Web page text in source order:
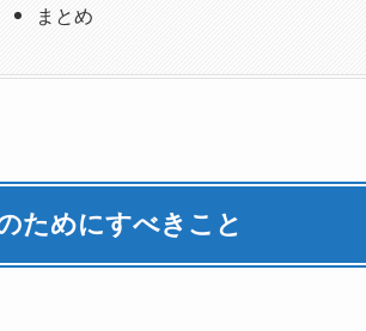
まとめ
ためにすべきこと